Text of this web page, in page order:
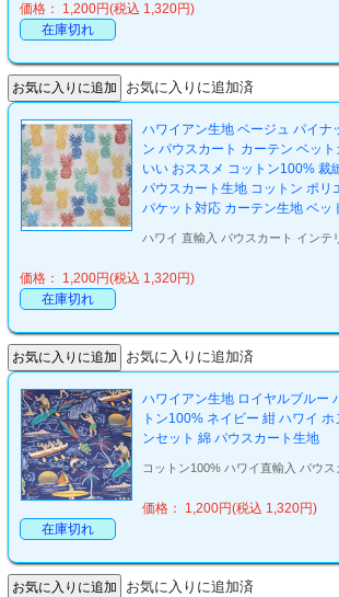
価格： 1,200円(税込 1,320円)
在庫切れ
お気に入りに追加済
ハワイアン生地 ベージュ パイナ
ン パウスカート カーテン ベッ
いい おススメ コットン100% 裁
パウスカート生地 コットン ポリ
パケット対応 カーテン生地 ベッ
ハワイ 直輸入 パウスカート インテ
価格： 1,200円(税込 1,320円)
在庫切れ
お気に入りに追加済
ハワイアン生地 ロイヤルブルー
トン100% ネイビー 紺 ハワイ
ンセット 綿 パウスカート生地
コットン100% ハワイ直輸入 パウ
価格： 1,200円(税込 1,320円)
在庫切れ
お気に入りに追加済